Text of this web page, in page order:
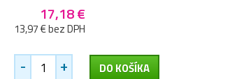
17,18 €
13,97 € bez DPH
- + DO KOŠÍKA